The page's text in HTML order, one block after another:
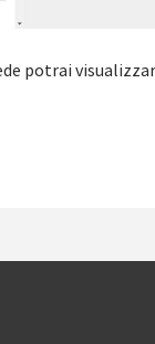
potrai